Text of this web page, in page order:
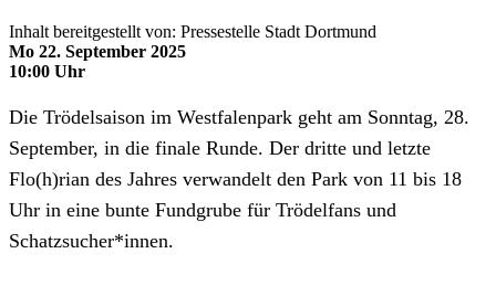
Inhalt bereitgestellt von: Pressestelle Stadt Dortmund
Mo 22. September 2025
10:00 Uhr
Die Trödelsaison im Westfalenpark geht am Sonntag, 28.
September, in die finale Runde. Der dritte und letzte
Flo(h)rian des Jahres verwandelt den Park von 11 bis 18
Uhr in eine bunte Fundgrube für Trödelfans und
Schatzsucher*innen.